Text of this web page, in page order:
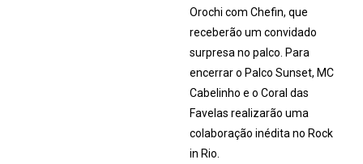
Orochi com Chefin, que
receberão um convidado
surpresa no palco. Para
encerrar o Palco Sunset, MC
Cabelinho e o Coral das
Favelas realizarão uma
colaboração inédita no Rock
in Rio.